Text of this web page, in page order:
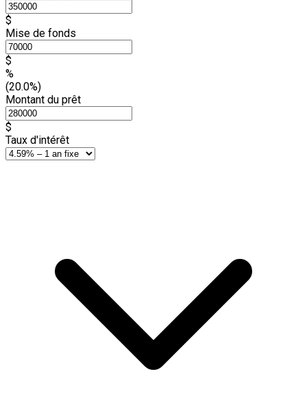
$
Mise de fonds
$
%
(20.0%)
Montant du prêt
$
Taux d'intérêt